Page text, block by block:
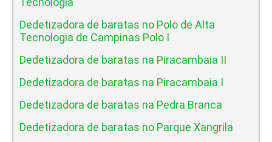
Dedetizadora de baratas no Polo de Alta
Tecnologia de Campinas Polo I
Dedetizadora de baratas na Piracambaia II
Dedetizadora de baratas na Piracambaia I
Dedetizadora de baratas na Pedra Branca
Dedetizadora de baratas no Parque Xangrila